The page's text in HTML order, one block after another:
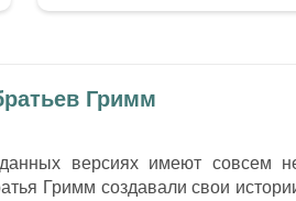
Гримм
версиях имеют совсем
Гримм создавали свои